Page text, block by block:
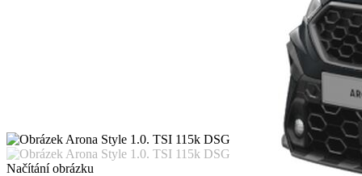
Načítání obrázku